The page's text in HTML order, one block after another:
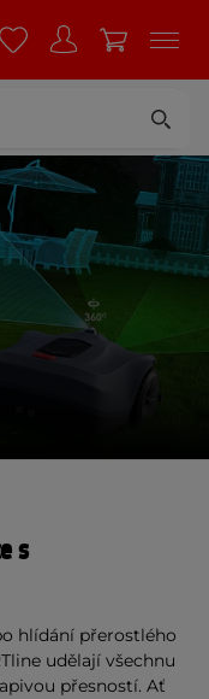
s
hlídání přerostlého
udělají všechnu
přesností. Ať